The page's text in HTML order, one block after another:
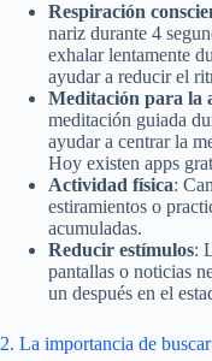
Respiración
nariz durante 4
exhalar lentamente
ayudar a reducir el
Meditación para la
meditación guiada
ayudar a centrar la
Hoy existen apps
Actividad física:
estiramientos o
acumuladas.
Reducir estímulos:
pantallas o noticias
un después en el
2. La importancia de